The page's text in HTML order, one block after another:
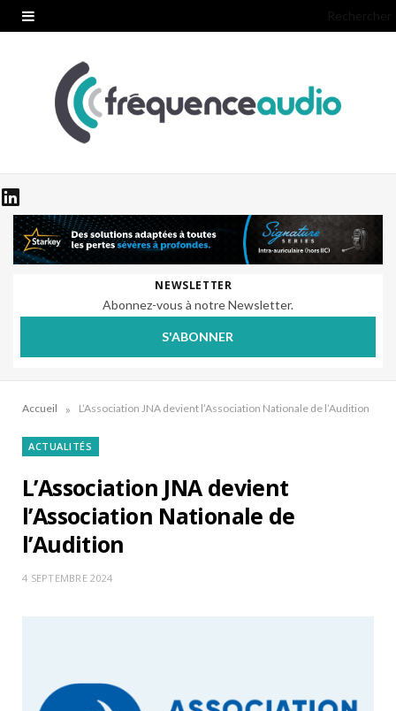
NEWSLETTER
Abonnez-vous à notre Newsletter.
S'ABONNER
Accueil » L’Association JNA devient l’Association Nationale de l’Audition
ACTUALITÉS
L’Association JNA devient
l’Association Nationale de
l’Audition
4 SEPTEMBRE 2024